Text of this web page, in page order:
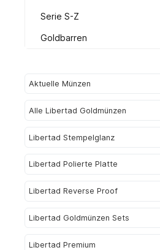
Serie S-Z
Goldbarren
Aktuelle Münzen
Alle Libertad Goldmünzen
Libertad Stempelglanz
Libertad Polierte Platte
Libertad Reverse Proof
Libertad Goldmünzen Sets
Libertad Premium